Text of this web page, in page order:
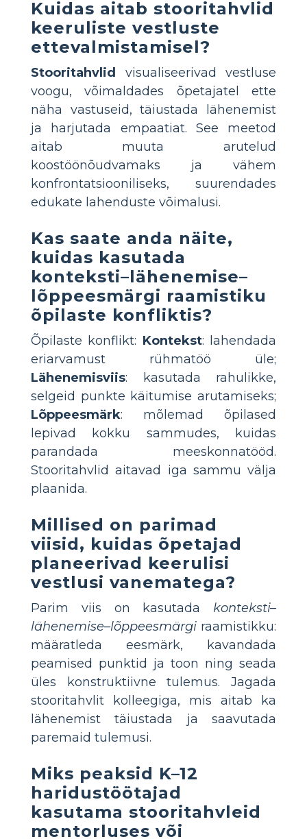
Kuidas aitab stooritahvlid
keeruliste vestluste
ettevalmistamisel?
Stooritahvlid
visualiseerivad vestluse
voogu, võimaldades õpetajatel ette
näha vastuseid, täiustada lähenemist
ja harjutada empaatiat. See meetod
aitab muuta arutelud
koostöönõudvamaks ja vähem
konfrontatsiooniliseks, suurendades
edukate lahenduste võimalusi.
Kas saate anda näite,
kuidas kasutada
konteksti–lähenemise–
lõppeesmärgi raamistiku
õpilaste konfliktis?
Õpilaste konflikt: Kontekst: lahendada
eriarvamust rühmatöö üle;
Lähenemisviis: kasutada rahulikke,
selgeid punkte käitumise arutamiseks;
Lõppeesmärk: mõlemad õpilased
lepivad kokku sammudes, kuidas
parandada meeskonnatööd.
Stooritahvlid aitavad iga sammu välja
plaanida.
Millised on parimad
viisid, kuidas õpetajad
planeerivad keerulisi
vestlusi vanematega?
Parim viis on kasutada konteksti–
lähenemise–lõppeesmärgi raamistikku:
määratleda eesmärk, kavandada
peamised punktid ja toon ning seada
üles konstruktiivne tulemus. Jagada
stooritahvlit kolleegiga, mis aitab ka
lähenemist täiustada ja saavutada
paremaid tulemusi.
Miks peaksid K–12
haridustöötajad
kasutama stooritahvleid
mentorluses või